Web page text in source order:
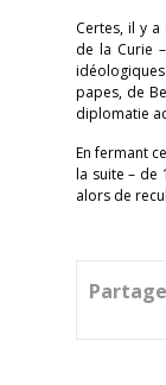
Certes, il y
de la Curie
papes, de
diplomatie
En fermant
la suite – de
alors de